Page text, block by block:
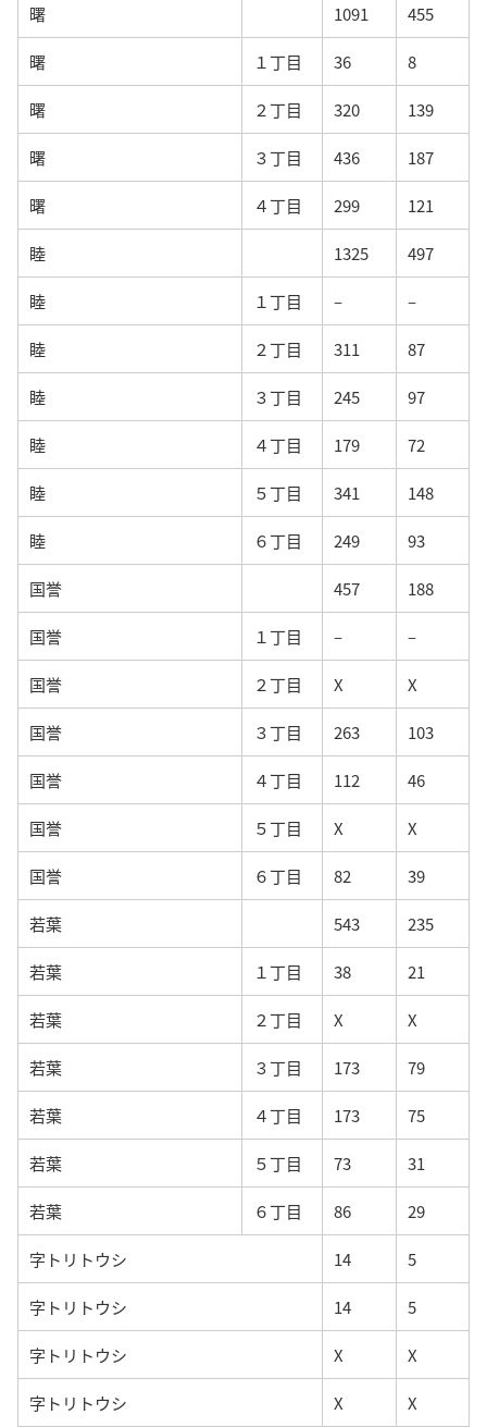
曙 1091 455
曙 １丁目 36 8
曙 ２丁目 320 139
曙 ３丁目 436 187
曙 ４丁目 299 121
睦 1325 497
睦 １丁目 – –
睦 ２丁目 311 87
睦 ３丁目 245 97
睦 ４丁目 179 72
睦 ５丁目 341 148
睦 ６丁目 249 93
国誉 457 188
国誉 １丁目 – –
国誉 ２丁目 X X
国誉 ３丁目 263 103
国誉 ４丁目 112 46
国誉 ５丁目 X X
国誉 ６丁目 82 39
若葉 543 235
若葉 １丁目 38 21
若葉 ２丁目 X X
若葉 ３丁目 173 79
若葉 ４丁目 173 75
若葉 ５丁目 73 31
若葉 ６丁目 86 29
字トリトウシ 14 5
字トリトウシ 14 5
字トリトウシ X X
字トリトウシ X X